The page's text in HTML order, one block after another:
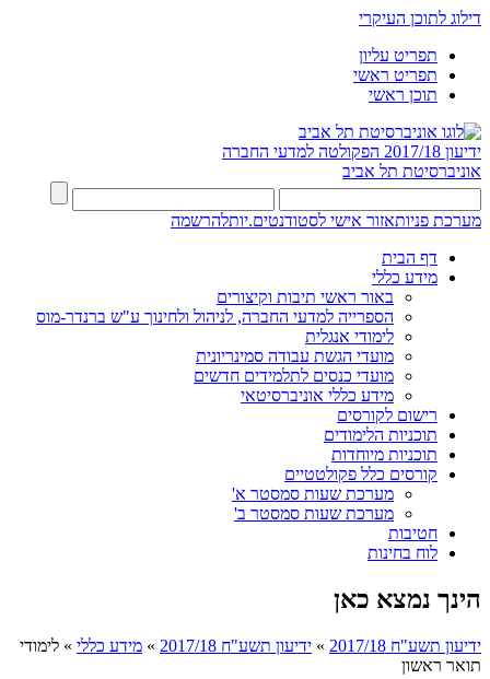
דילוג לתוכן העיקרי
תפריט עליון
תפריט ראשי
תוכן ראשי
ידיעון 2017/18
הפקולטה למדעי החברה
אוניברסיטת תל אביב
מערכת פניותאזור אישי לסטודנטים.יותלהרשמה
דף הבית
מידע כללי
באור ראשי תיבות וקיצורים
הספרייה למדעי החברה, לניהול ולחינוך ע"ש ברנדר-מוס
לימודי אנגלית
מועדי הגשת עבודה סמינריונית
מועדי כנסים לתלמידים חדשים
מידע כללי אוניברסיטאי
רישום לקורסים
תוכניות הלימודים
תוכניות מיוחדות
קורסים כלל פקולטטיים
מערכת שעות סמסטר א'
מערכת שעות סמסטר ב'
חטיבות
לוח בחינות
הינך נמצא כאן
ידיעון תשע"ח 2017/18 » ידיעון תשע"ח 2017/18 » מידע כללי » לימודי
תואר ראשון